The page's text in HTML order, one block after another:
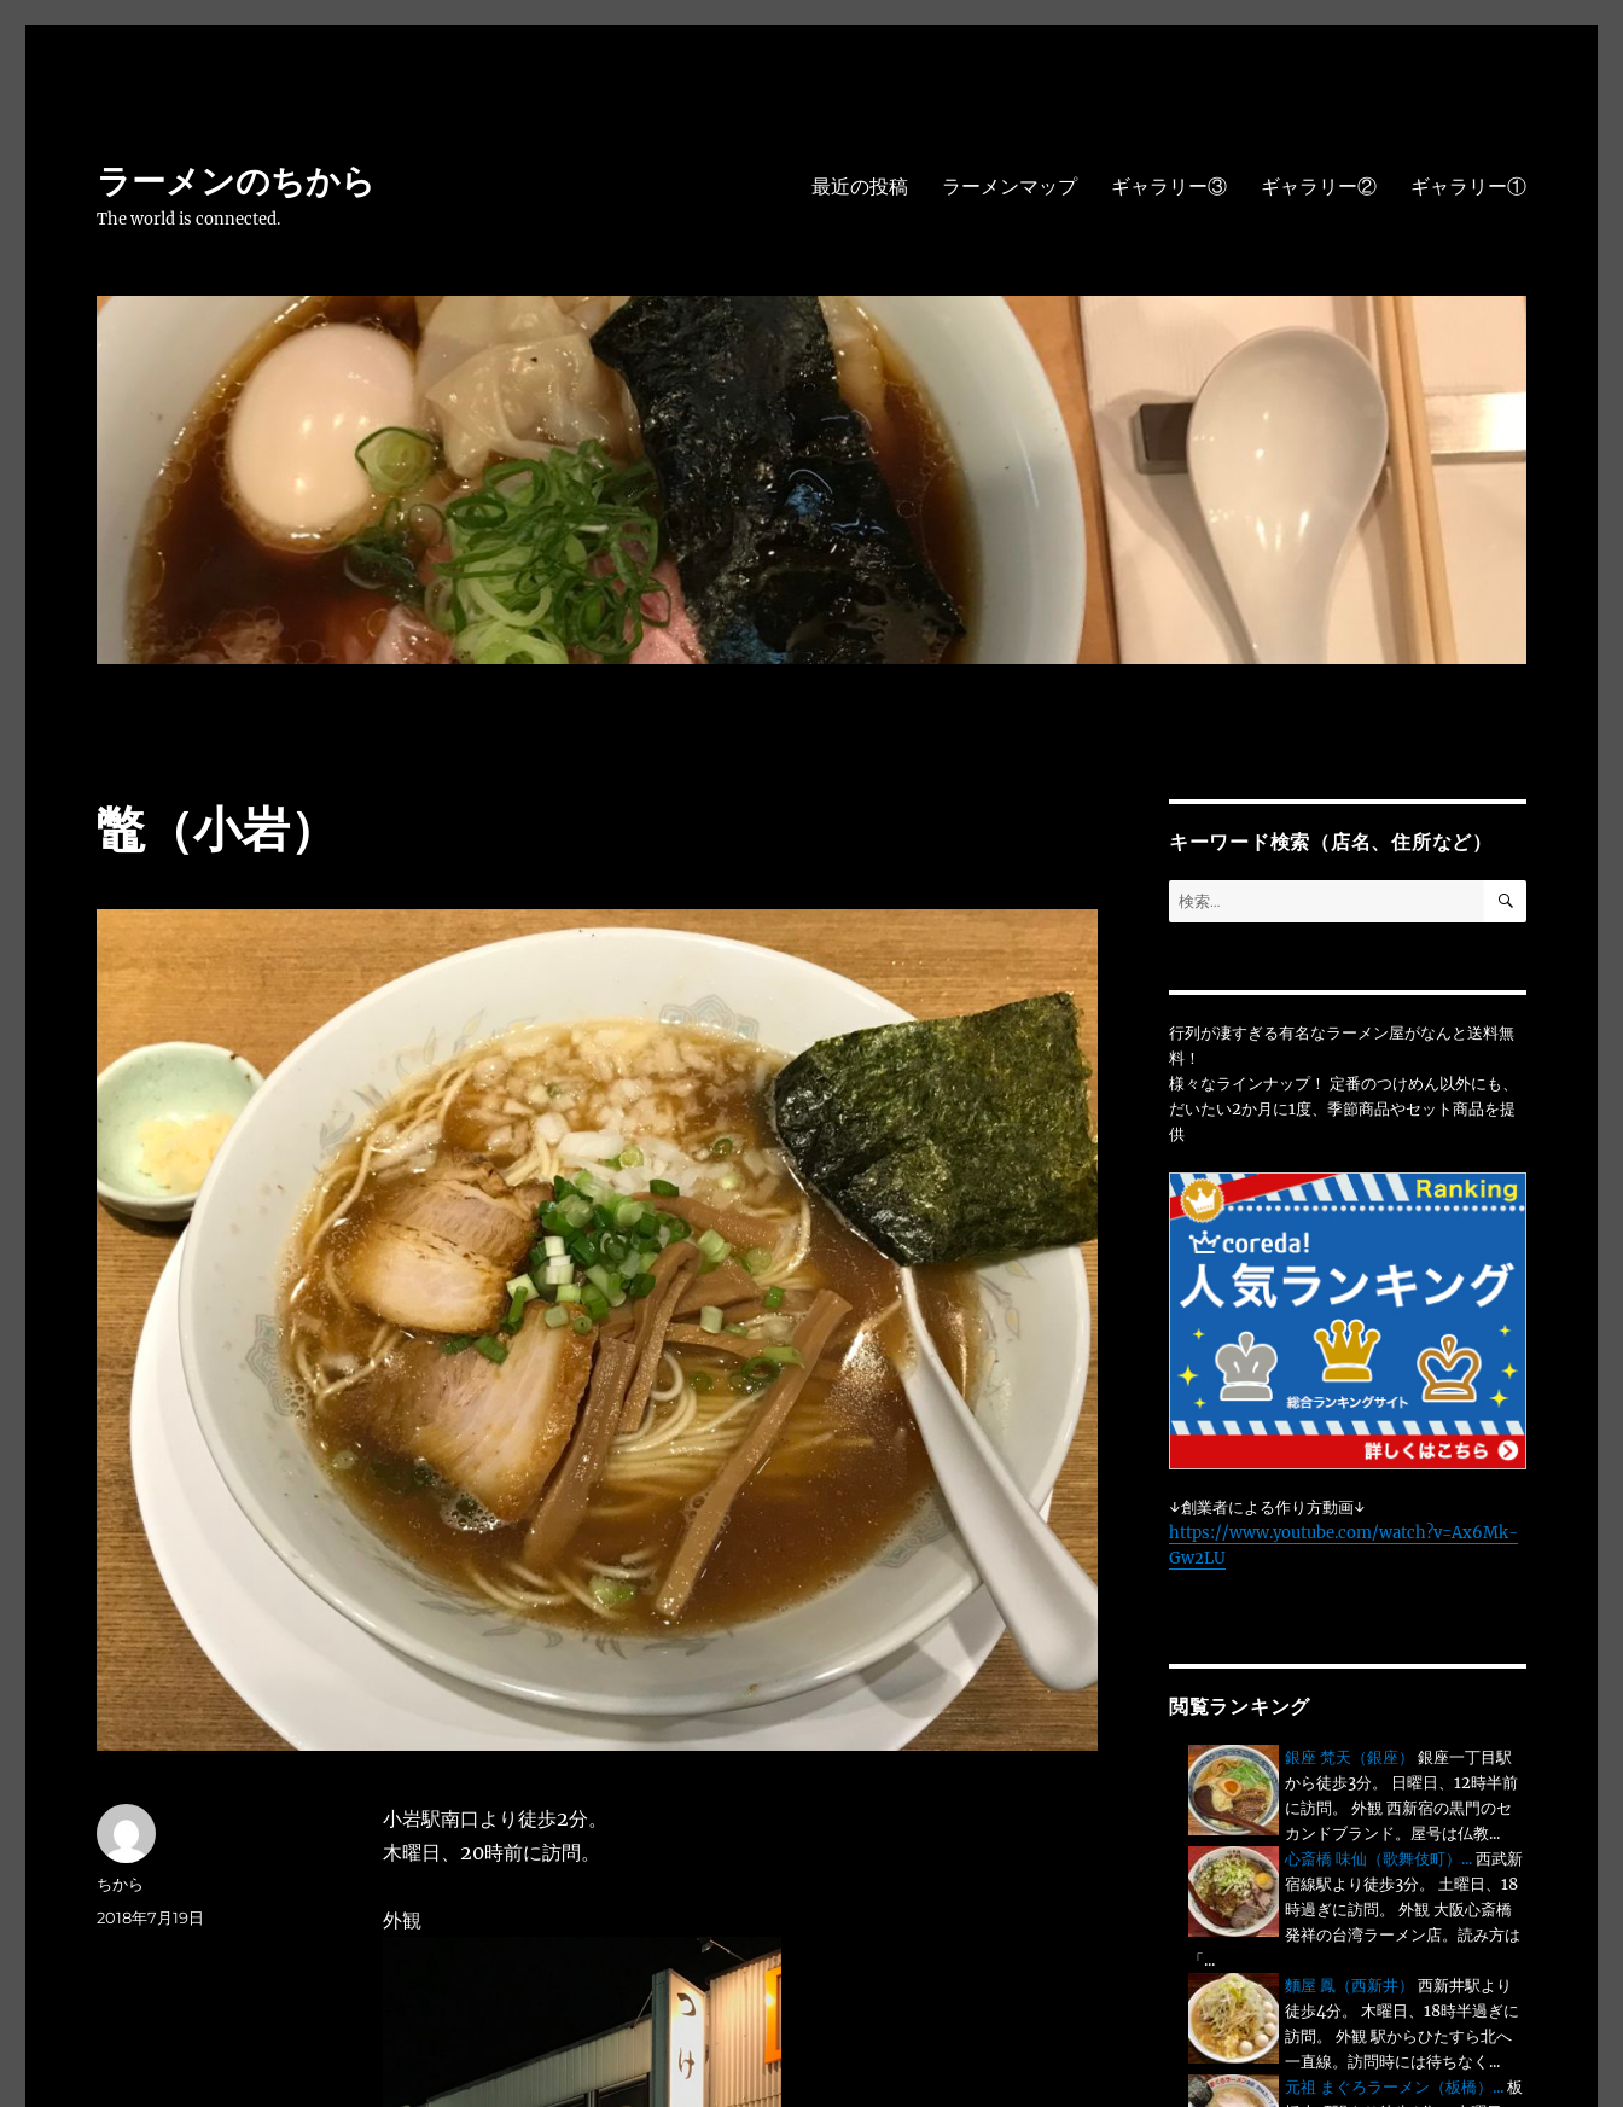
ラーメンのちから
The world is connected.
最近の投稿 ラーメンマップ ギャラリー③ ギャラリー② ギャラリー①
鼈（小岩）
小岩駅南口より徒歩2分。
木曜日、20時前に訪問。
外観
投
稿
ちから
投
2018年7月19日
キーワード検索（店名、住所など）
検
索:
検
行列が凄すぎる有名なラーメン屋がなんと送料無
料！
様々なラインナップ！ 定番のつけめん以外にも、
だいたい2か月に1度、季節商品やセット商品を提
供
↓創業者による作り方動画↓
https://www.youtube.com/watch?v=Ax6Mk-
Gw2LU
閲覧ランキング
銀座 梵天（銀座）
銀座一丁目駅
から徒歩3分。 日曜日、12時半前
に訪問。 外観 西新宿の黒門のセ
カンドブランド。屋号は仏教...
心斎橋 味仙（歌舞伎町）...西武新
宿線駅より徒歩3分。 土曜日、18
時過ぎに訪問。 外観 大阪心斎橋
発祥の台湾ラーメン店。読み方は
「...
麵屋 鳳（西新井）
西新井駅より
徒歩4分。 木曜日、18時半過ぎに
訪問。 外観 駅からひたすら北へ
一直線。訪問時には待ちなく...
元祖 まぐろラーメン（板橋）...板